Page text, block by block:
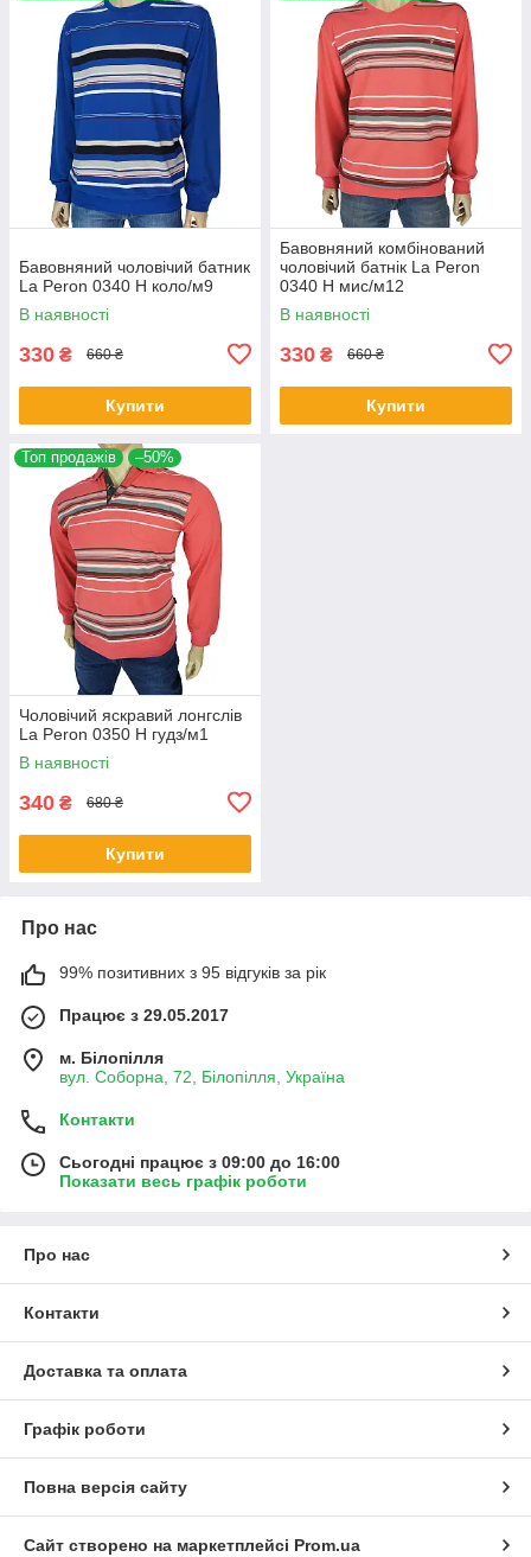
Бавовняний чоловічий батник
La Peron 0340 H коло/м9
В наявності
330 ₴ 660 ₴
Купити
Бавовняний комбінований
чоловічий батнік La Peron
0340 H мис/м12
В наявності
330 ₴ 660 ₴
Купити
Топ продажів –50%
Чоловічий яскравий лонгслів
La Peron 0350 H гудз/м1
В наявності
340 ₴ 680 ₴
Купити
Про нас
99% позитивних з 95 відгуків за рік
Працює з 29.05.2017
м. Білопілля
вул. Соборна, 72, Білопілля, Україна
Контакти
Сьогодні працює з 09:00 до 16:00
Показати весь графік роботи
Про нас
Контакти
Доставка та оплата
Графік роботи
Повна версія сайту
Сайт створено на маркетплейсі Prom.ua